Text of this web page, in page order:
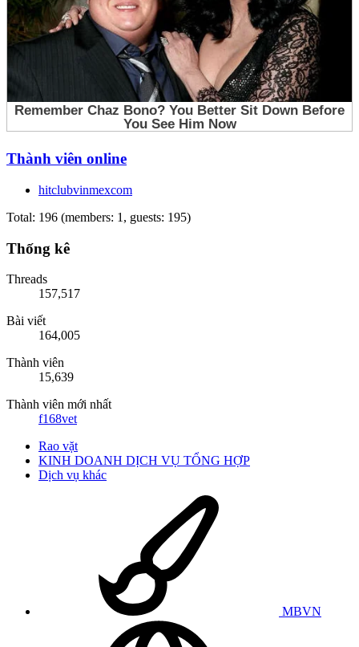
Thành viên online
hitclubvinmexcom
Total: 196 (members: 1, guests: 195)
Thống kê
Threads
157,517
Bài viết
164,005
Thành viên
15,639
Thành viên mới nhất
f168vet
Rao vặt
KINH DOANH DỊCH VỤ TỔNG HỢP
Dịch vụ khác
MBVN